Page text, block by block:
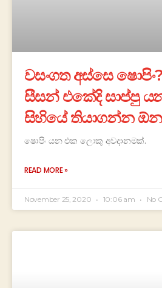
වසංගත අස්සෙ
සීසන් එකේදි සාප්පු
සිහියේ තියාගන්න
ෂොපිං යන එක ලොකු අවදානමක්.
READ MORE »
November 25, 2020 10:06 am No